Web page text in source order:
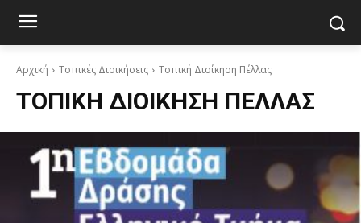
Αρχική Τοπικές Διοικήσεις Τοπική Διοίκηση Πέλλας
ΤΟΠΙΚΉ ΔΙΟΊΚΗΣΗ ΠΈΛΛΑΣ